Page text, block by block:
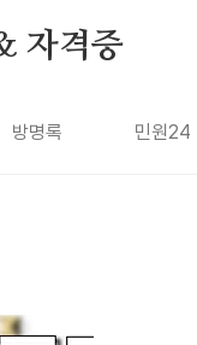
자격증
방명록 민원24